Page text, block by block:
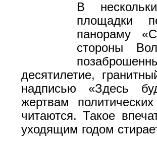
В
площадки
панораму
стороны
десятилетие,
надписью «Здесь
жертвам
читаются. Такое
уходящим годом